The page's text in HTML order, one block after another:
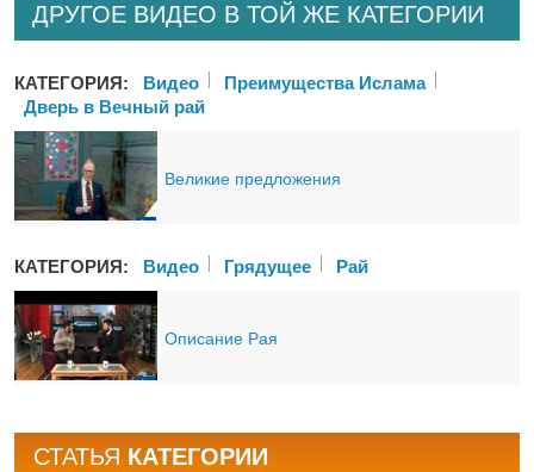
ДРУГОЕ ВИДЕО В ТОЙ ЖЕ КАТЕГОРИИ
КАТЕГОРИЯ: Bидео
Преимущества Ислама
Дверь в Вечный рай
Великие предложения
КАТЕГОРИЯ: Bидео Грядущее Рай
Описание Рая
СТАТЬЯ КАТЕГОРИИ